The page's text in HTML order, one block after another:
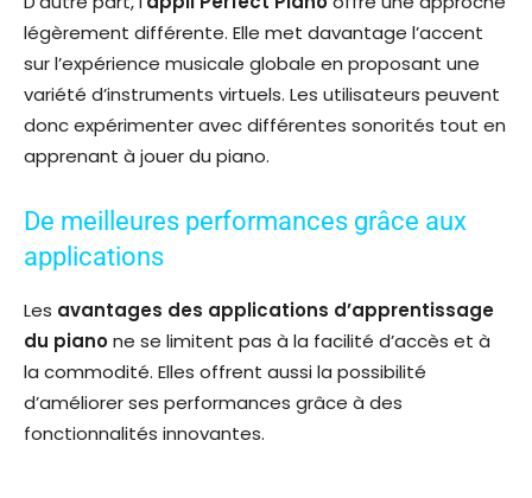
légèrement différente. Elle met davantage l’accent
sur l’expérience musicale globale en proposant une
variété d’instruments virtuels. Les utilisateurs peuvent
donc expérimenter avec différentes sonorités tout en
apprenant à jouer du piano.
De meilleures performances grâce aux
applications
Les avantages des applications d’apprentissage
du pianone se limitent pas à la facilité d’accès et à
la commodité. Elles offrent aussi la possibilité
d’améliorer ses performances grâce à des
fonctionnalités innovantes.